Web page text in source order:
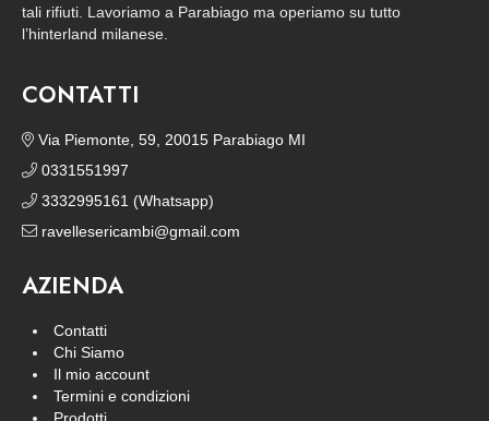
tali rifiuti. Lavoriamo a Parabiago ma operiamo su tutto
l’hinterland milanese.
CONTATTI
Via Piemonte, 59, 20015 Parabiago MI
0331551997
3332995161 (Whatsapp)
ravellesericambi@gmail.com
AZIENDA
Contatti
Chi Siamo
Il mio account
Termini e condizioni
Prodotti